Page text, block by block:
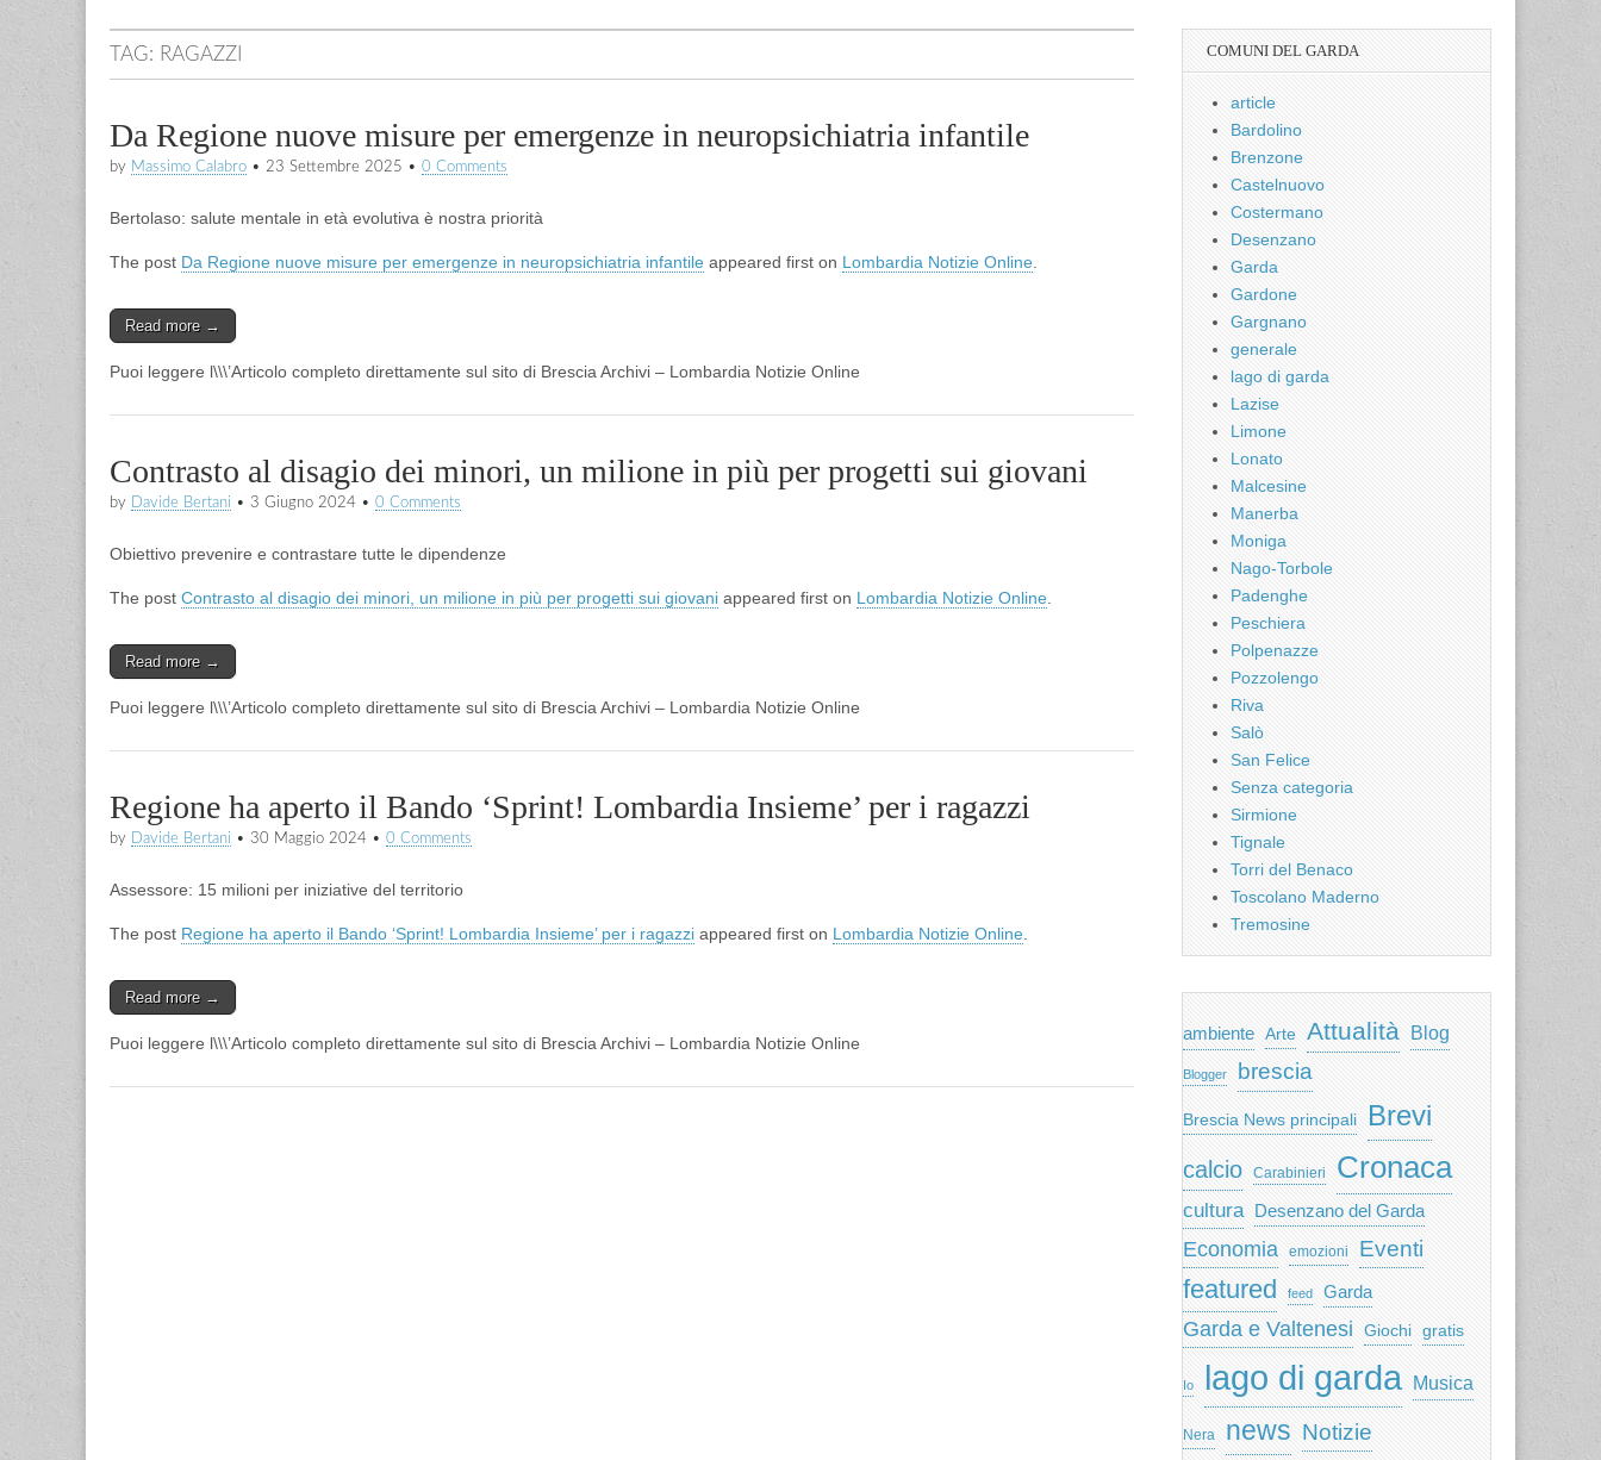
TAG: RAGAZZI
Da Regione nuove misure per emergenze in neuropsichiatria infantile
by Massimo Calabro • 23 Settembre 2025 • 0 Comments
Bertolaso: salute mentale in età evolutiva è nostra priorità
The post Da Regione nuove misure per emergenze in neuropsichiatria infantile appeared first on Lombardia Notizie Online
Read more →
Puoi leggere l\\\’Articolo completo direttamente sul sito di Brescia Archivi – Lombardia Notizie Online
Contrasto al disagio dei minori, un milione in più per progetti sui giovani
by Davide Bertani • 3 Giugno 2024 • 0 Comments
Obiettivo prevenire e contrastare tutte le dipendenze
The post Contrasto al disagio dei minori, un milione in più per progetti sui giovani appeared first on Lombardia Notizie Online
Read more →
Puoi leggere l\\\’Articolo completo direttamente sul sito di Brescia Archivi – Lombardia Notizie Online
Regione ha aperto il Bando ‘Sprint! Lombardia Insieme’ per i ragazzi
by Davide Bertani • 30 Maggio 2024 • 0 Comments
Assessore: 15 milioni per iniziative del territorio
The post Regione ha aperto il Bando ‘Sprint! Lombardia Insieme’ per i ragazzi appeared first on Lombardia Notizie Online
Read more →
Puoi leggere l\\\’Articolo completo direttamente sul sito di Brescia Archivi – Lombardia Notizie Online
COMUNI DEL GARDA
article
Bardolino
Brenzone
Castelnuovo
Costermano
Desenzano
Garda
Gardone
Gargnano
generale
lago di garda
Lazise
Limone
Lonato
Malcesine
Manerba
Moniga
Nago-Torbole
Padenghe
Peschiera
Polpenazze
Pozzolengo
Riva
Salò
San Felice
Senza categoria
Sirmione
Tignale
Torri del Benaco
Toscolano Maderno
Tremosine
ambiente Arte Attualità Blog
Blogger brescia
Brescia News principali Brevi
calcio Carabinieri Cronaca
cultura Desenzano del Garda
Economia emozioni Eventi
featured feed Garda
Garda e Valtenesi Giochi gratis
Io lago di garda Musica
Nera news Notizie